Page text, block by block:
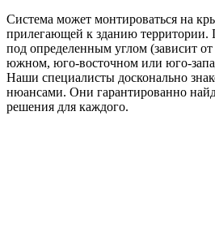
Система может монтироваться на
прилегающей к зданию территории.
под определенным углом (зависит
южном, юго-восточном или юго-
Наши специалисты досконально
нюансами. Они гарантированно
решения для каждого.